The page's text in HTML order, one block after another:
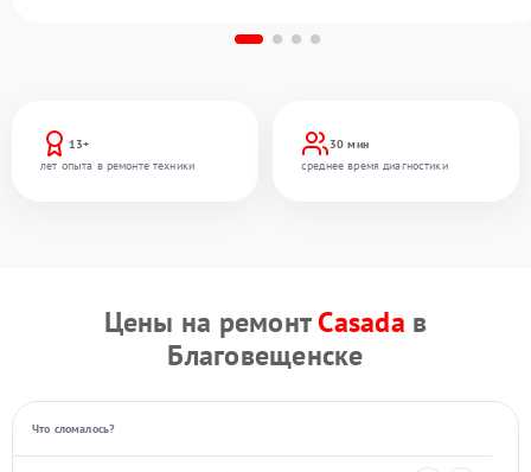
13+
лет опыта в ремонте техники
30 мин
среднее время диагностики
Цены на ремонтCasada в
Благовещенске
Что сломалось?